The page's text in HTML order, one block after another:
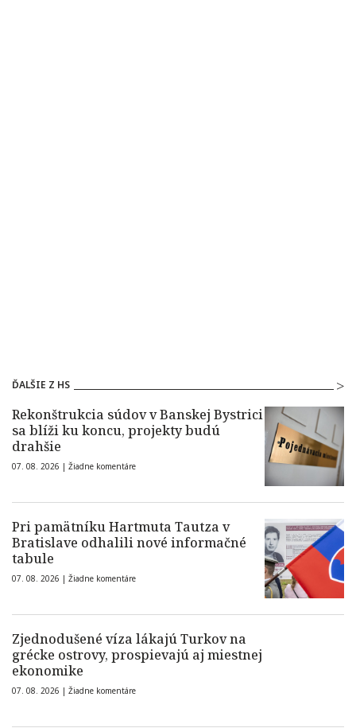
ĎALŠIE Z HS
Rekonštrukcia súdov v Banskej Bystrici
sa blíži ku koncu, projekty budú
drahšie
07. 08. 2026 | Žiadne komentáre
Pri pamätníku Hartmuta Tautza v
Bratislave odhalili nové informačné
tabule
07. 08. 2026 | Žiadne komentáre
Zjednodušené víza lákajú Turkov na
grécke ostrovy, prospievajú aj miestnej
ekonomike
07. 08. 2026 | Žiadne komentáre